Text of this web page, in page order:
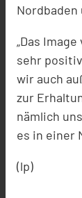
Nordbaden
„Das
sehr
wir auch
zur
nämlich
es in einer
(lp)